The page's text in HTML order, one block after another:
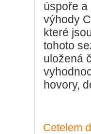
úspoře
výhody
které
tohoto
uložená
hovory,
Cetelem